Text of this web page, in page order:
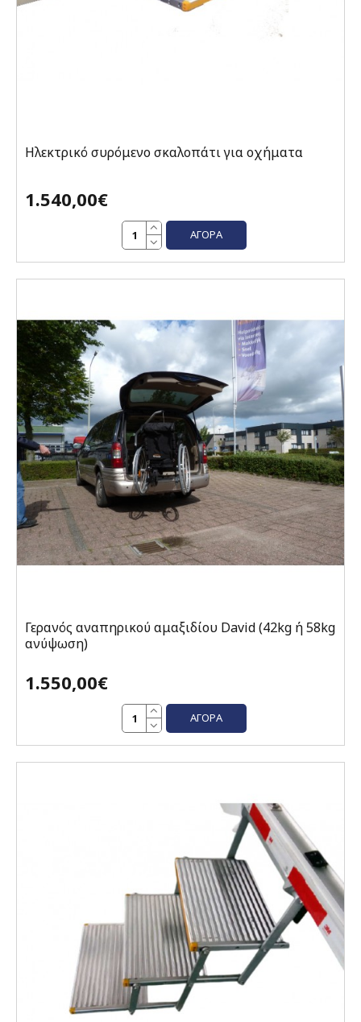
Ηλεκτρικό συρόμενο σκαλοπάτι για οχήματα
1.540,00€
ΑΓΟΡΆ
Γερανός αναπηρικού αμαξιδίου David (42kg ή 58kg
ανύψωση)
1.550,00€
ΑΓΟΡΆ